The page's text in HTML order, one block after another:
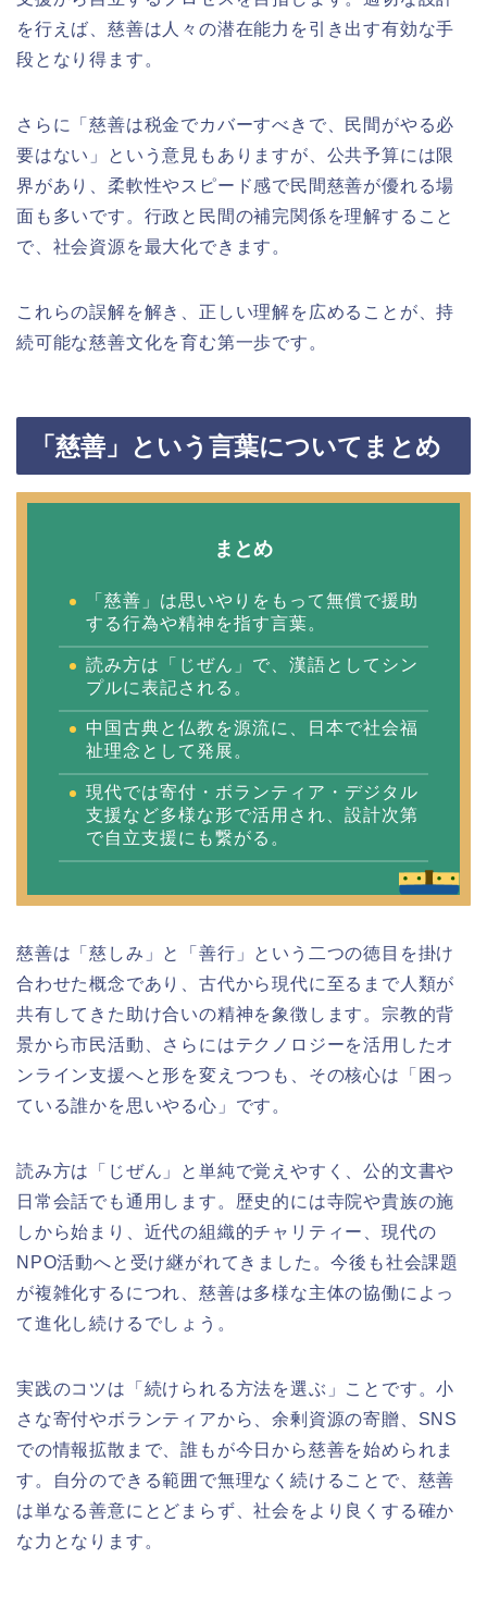
を行えば、慈善は人々の潜在能力を引き出す有効な手
段となり得ます。
さらに「慈善は税金でカバーすべきで、民間がやる必
要はない」という意見もありますが、公共予算には限
界があり、柔軟性やスピード感で民間慈善が優れる場
面も多いです。行政と民間の補完関係を理解すること
で、社会資源を最大化できます。
これらの誤解を解き、正しい理解を広めることが、持
続可能な慈善文化を育む第一歩です。
「慈善」という言葉についてまとめ
まとめ
「慈善」は思いやりをもって無償で援助
する行為や精神を指す言葉。
読み方は「じぜん」で、漢語としてシン
プルに表記される。
中国古典と仏教を源流に、日本で社会福
祉理念として発展。
現代では寄付・ボランティア・デジタル
支援など多様な形で活用され、設計次第
で自立支援にも繋がる。
慈善は「慈しみ」と「善行」という二つの徳目を掛け
合わせた概念であり、古代から現代に至るまで人類が
共有してきた助け合いの精神を象徴します。宗教的背
景から市民活動、さらにはテクノロジーを活用したオ
ンライン支援へと形を変えつつも、その核心は「困っ
ている誰かを思いやる心」です。
読み方は「じぜん」と単純で覚えやすく、公的文書や
日常会話でも通用します。歴史的には寺院や貴族の施
しから始まり、近代の組織的チャリティー、現代の
NPO活動へと受け継がれてきました。今後も社会課題
が複雑化するにつれ、慈善は多様な主体の協働によっ
て進化し続けるでしょう。
実践のコツは「続けられる方法を選ぶ」ことです。小
さな寄付やボランティアから、余剰資源の寄贈、SNS
での情報拡散まで、誰もが今日から慈善を始められま
す。自分のできる範囲で無理なく続けることで、慈善
は単なる善意にとどまらず、社会をより良くする確か
な力となります。